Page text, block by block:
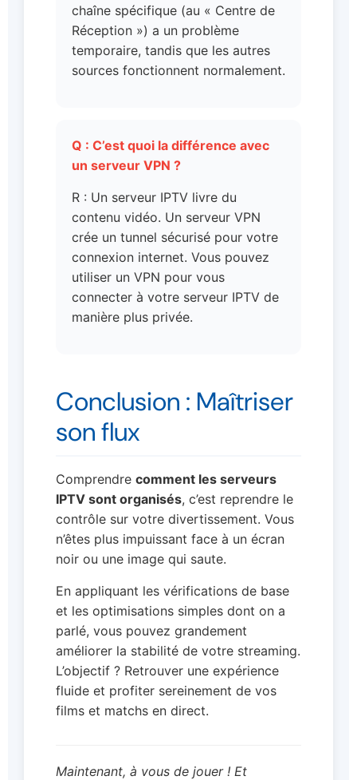
chaîne spécifique (au « Centre de
Réception ») a un problème
temporaire, tandis que les autres
sources fonctionnent normalement.
Q : C’est quoi la différence avec
un serveur VPN ?
R : Un serveur IPTV livre du
contenu vidéo. Un serveur VPN
crée un tunnel sécurisé pour votre
connexion internet. Vous pouvez
utiliser un VPN pour vous
connecter à votre serveur IPTV de
manière plus privée.
Conclusion : Maîtriser
son flux
Comprendre comment les serveurs
IPTV sont organisés, c’est reprendre le
contrôle sur votre divertissement. Vous
n’êtes plus impuissant face à un écran
noir ou une image qui saute.
En appliquant les vérifications de base
et les optimisations simples dont on a
parlé, vous pouvez grandement
améliorer la stabilité de votre streaming.
L’objectif ? Retrouver une expérience
fluide et profiter sereinement de vos
films et matchs en direct.
Maintenant, à vous de jouer ! Et